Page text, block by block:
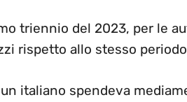
triennio del 2023, per le
rispetto allo stesso
italiano spendeva